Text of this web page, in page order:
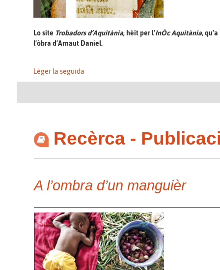
Lo site Trobadors d’Aquitània, hèit per l’InÒc Aquitània,
l’òbra d’Arnaut Daniel.
Léger la seguida
Recèrca -
A l’ombra d’un manguièr